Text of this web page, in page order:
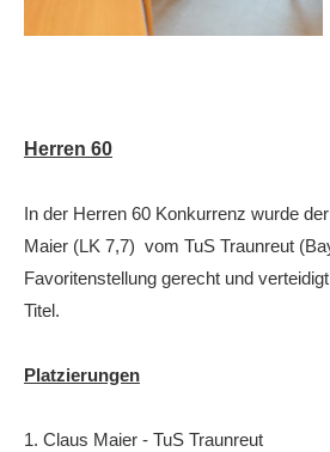
Herren 60
In der Herren 60 Konkurrenz wurde
Maier (LK 7,7) vom TuS Traunreut
Favoritenstellung gerecht und
Titel.
Platzierungen
1. Claus Maier - TuS Traunreut